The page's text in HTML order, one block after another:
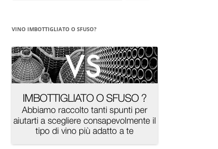
VINO IMBOTTIGLIATO O SFUSO?